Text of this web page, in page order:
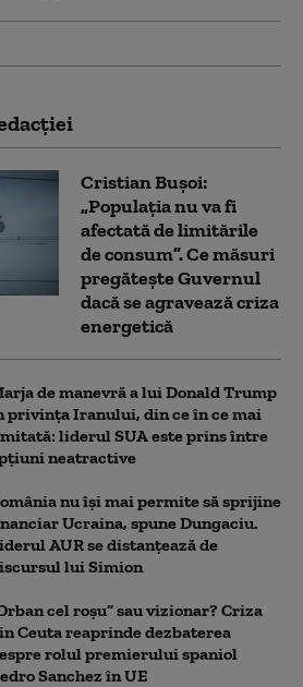
Cristian Bușoi:
„Populația nu va fi
afectată de limitările
de consum”. Ce măsuri
pregătește Guvernul
dacă se agravează criza
energetică
de manevră a lui Donald Trump
privința Iranului, din ce în ce mai
liderul SUA este prins între
neatractive
nu își mai permite să sprijine
Ucraina, spune Dungaciu.
AUR se distanțează de
lui Simion
cel roșu” sau vizionar? Criza
Ceuta reaprinde dezbaterea
rolul premierului spaniol
Sanchez în UE